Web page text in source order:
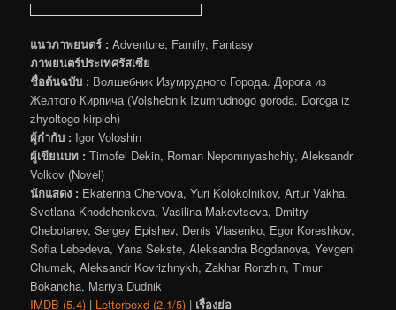
แนวภาพยนตร์ : Adventure, Family, Fantasy
ภาพยนตร์ประเทศรัสเซีย
ชื่อต้นฉบับ : Волшебник Изумрудного Города. Дорога из
Жёлтого Кирпича (Volshebnik Izumrudnogo goroda. Doroga iz
zhyoltogo kirpich)
ผู้กำกับ : Igor Voloshin
ผู้เขียนบท : Timofei Dekin, Roman Nepomnyashchiy, Aleksandr
Volkov (Novel)
นักแสดง : Ekaterina Chervova, Yuri Kolokolnikov, Artur Vakha,
Svetlana Khodchenkova, Vasilina Makovtseva, Dmitry
Chebotarev, Sergey Epishev, Denis Vlasenko, Egor Koreshkov,
Sofia Lebedeva, Yana Sekste, Aleksandra Bogdanova, Yevgeni
Chumak, Aleksandr Kovrizhnykh, Zakhar Ronzhin, Timur
Bokancha, Mariya Dudnik
IMDB (5.4) | Letterboxd (2.1/5) | เรื่องย่อ